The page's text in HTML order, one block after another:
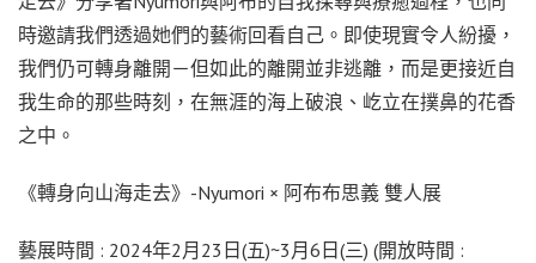
時邀請我們透過她們的藝術回看自己。即使現實令人紛擾，
我們仍可轉身離開－但如此的離開並非逃離，而是更接近自
我生命的那些時刻，在無涯的海上破浪、屹立在撲鼻的花香
之中。
《轉身向山海走去》-Nyumori × 阿布布思義 雙人展
藝展時間 : 2024年2月23日(五)~3月6日(三) (開放時間 :